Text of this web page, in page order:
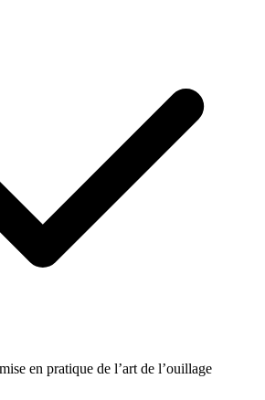
en pratique de l’art de l’ouillage